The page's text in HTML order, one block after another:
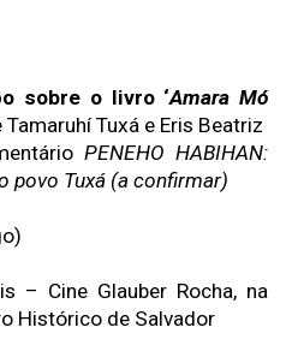
sobre o livro ‘Amara Mó
Tamaruhí Tuxá e Eris Beatriz
PENEHO HABIHAN:
povo Tuxá (a confirmar)
– Cine Glauber Rocha, na
Histórico de Salvador